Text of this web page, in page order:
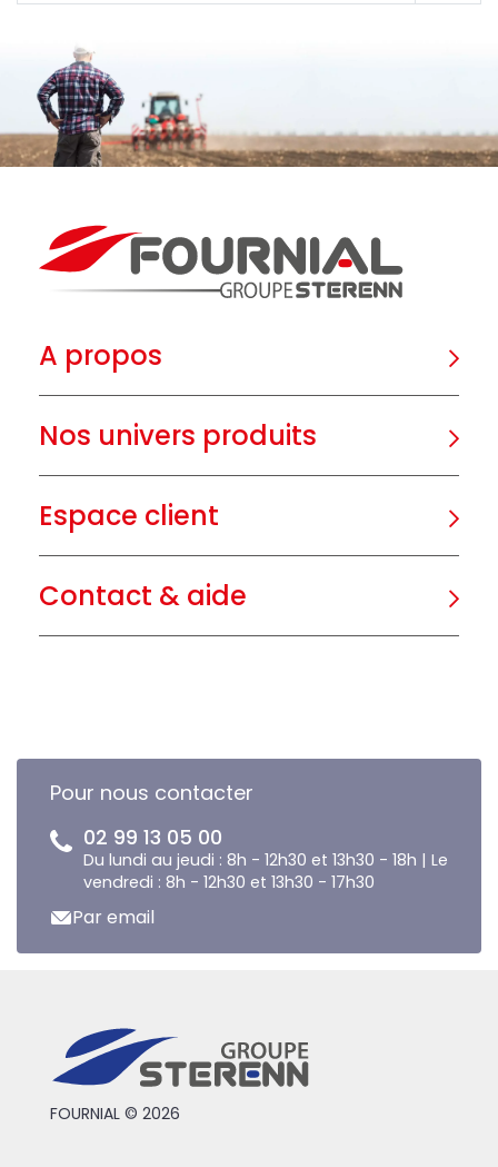
A propos
Nos univers produits
Espace client
Contact & aide
Pour nous contacter
02 99 13 05 00
Du lundi au jeudi : 8h - 12h30 et 13h30 - 18h | Le
vendredi : 8h - 12h30 et 13h30 - 17h30
Par email
FOURNIAL © 2026